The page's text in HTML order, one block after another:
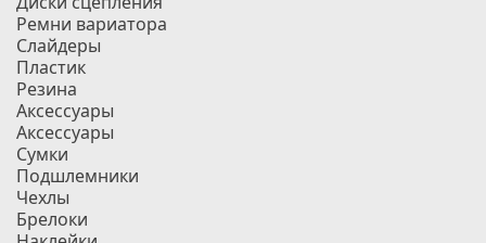
Ремни вариатора
Слайдеры
Пластик
Резина
Аксессуары
Аксессуары
Сумки
Подшлемники
Чехлы
Брелоки